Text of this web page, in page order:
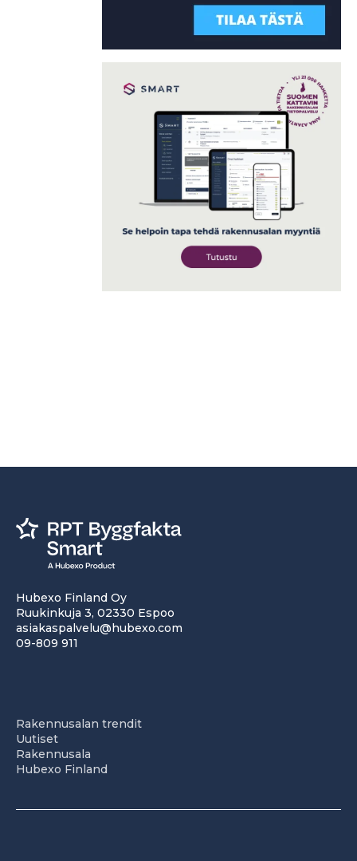
Hubexo Finland Oy
Ruukinkuja 3, 02330 Espoo
asiakaspalvelu@hubexo.com
09-809 911
Rakennusalan trendit
Uutiset
Rakennusala
Hubexo Finland